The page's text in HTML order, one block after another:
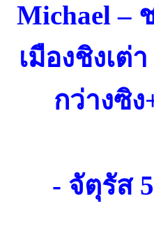
Michael –
เมืองชิงเต่
กว่างซิ
- จัตุรัส